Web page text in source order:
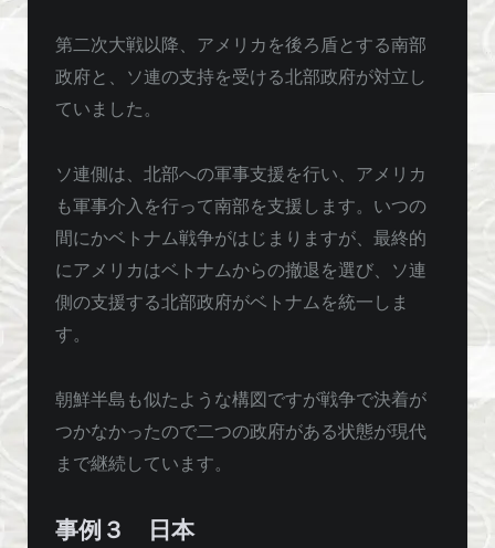
第二次大戦以降、アメリカを後ろ盾とする南部
政府と、ソ連の支持を受ける北部政府が対立し
ていました。
ソ連側は、北部への軍事支援を行い、アメリカ
も軍事介入を行って南部を支援します。いつの
間にかベトナム戦争がはじまりますが、最終的
にアメリカはベトナムからの撤退を選び、ソ連
側の支援する北部政府がベトナムを統一しま
す。
朝鮮半島も似たような構図ですが戦争で決着が
つかなかったので二つの政府がある状態が現代
まで継続しています。
事例３ 日本